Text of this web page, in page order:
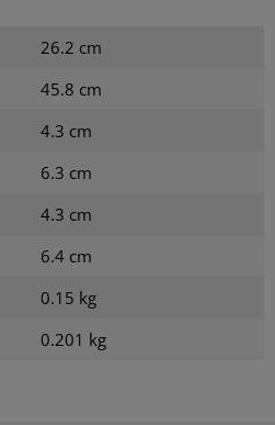
26.2 cm
45.8 cm
4.3 cm
6.3 cm
4.3 cm
6.4 cm
0.15 kg
0.201 kg